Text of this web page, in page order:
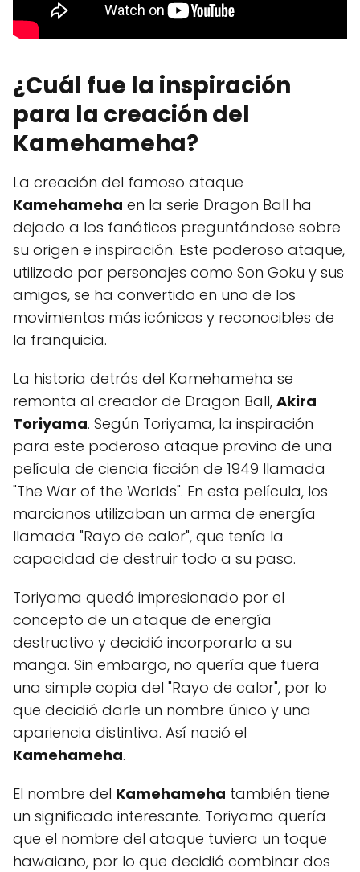
¿Cuál fue la inspiración
para la creación del
Kamehameha?
La creación del famoso ataque
Kamehameha en la serie Dragon Ball ha
dejado a los fanáticos preguntándose sobre
su origen e inspiración. Este poderoso ataque,
utilizado por personajes como Son Goku y sus
amigos, se ha convertido en uno de los
movimientos más icónicos y reconocibles de
la franquicia.
La historia detrás del Kamehameha se
remonta al creador de Dragon Ball, Akira
Toriyama. Según Toriyama, la inspiración
para este poderoso ataque provino de una
película de ciencia ficción de 1949 llamada
"The War of the Worlds". En esta película, los
marcianos utilizaban un arma de energía
llamada "Rayo de calor", que tenía la
capacidad de destruir todo a su paso.
Toriyama quedó impresionado por el
concepto de un ataque de energía
destructivo y decidió incorporarlo a su
manga. Sin embargo, no quería que fuera
una simple copia del "Rayo de calor", por lo
que decidió darle un nombre único y una
apariencia distintiva. Así nació el
Kamehameha.
El nombre del Kamehameha también tiene
un significado interesante. Toriyama quería
que el nombre del ataque tuviera un toque
hawaiano, por lo que decidió combinar dos